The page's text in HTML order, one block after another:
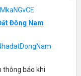
Đông Nam
thông báo khi